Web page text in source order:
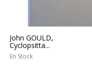
John GOULD,
Cyclopsitta...
En Stock